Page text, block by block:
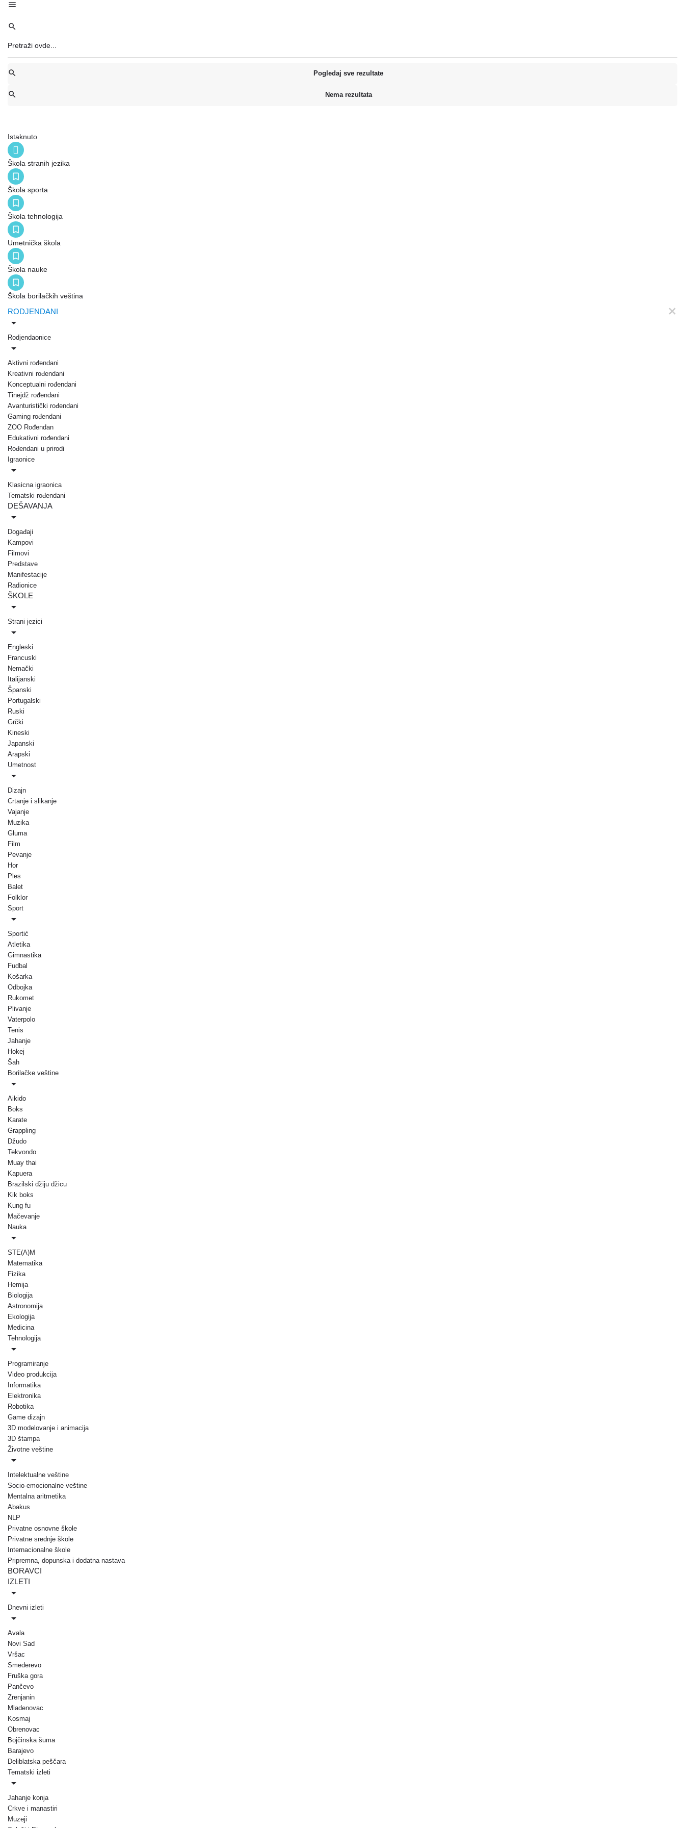
Pogledaj sve rezultate
Nema rezultata
Istaknuto
Škola stranih jezika
Škola sporta
Škola tehnologija
Umetnička škola
Škola nauke
Škola borilačkih veština
RODJENDANI
Rodjendaonice
Aktivni rođendani
Kreativni rođendani
Konceptualni rođendani
Tinejdž rođendani
Avanturistički rođendani
Gaming rođendani
ZOO Rođendan
Edukativni rođendani
Rođendani u prirodi
Igraonice
Klasicna igraonica
Tematski rođendani
DEŠAVANJA
Događaji
Kampovi
Filmovi
Predstave
Manifestacije
Radionice
ŠKOLE
Strani jezici
Engleski
Francuski
Nemački
Italijanski
Španski
Portugalski
Ruski
Grčki
Kineski
Japanski
Arapski
Umetnost
Dizajn
Crtanje i slikanje
Vajanje
Muzika
Gluma
Film
Pevanje
Hor
Ples
Balet
Folklor
Sport
Sportić
Atletika
Gimnastika
Fudbal
Košarka
Odbojka
Rukomet
Plivanje
Vaterpolo
Tenis
Jahanje
Hokej
Šah
Borilačke veštine
Aikido
Boks
Karate
Grappling
Džudo
Tekvondo
Muay thai
Kapuera
Brazilski džiju džicu
Kik boks
Kung fu
Mačevanje
Nauka
STE(A)M
Matematika
Fizika
Hemija
Biologija
Astronomija
Ekologija
Medicina
Tehnologija
Programiranje
Video produkcija
Informatika
Elektronika
Robotika
Game dizajn
3D modelovanje i animacija
3D štampa
Životne veštine
Intelektualne veštine
Socio-emocionalne veštine
Mentalna aritmetika
Abakus
NLP
Privatne osnovne škole
Privatne srednje škole
Internacionalne škole
Pripremna, dopunska i dodatna nastava
BORAVCI
IZLETI
Dnevni izleti
Avala
Novi Sad
Vršac
Smederevo
Fruška gora
Pančevo
Zrenjanin
Mladenovac
Kosmaj
Obrenovac
Bojčinska šuma
Barajevo
Deliblatska peščara
Tematski izleti
Jahanje konja
Crkve i manastiri
Muzeji